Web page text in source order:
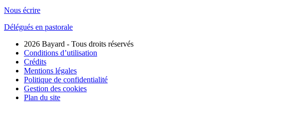
Nous écrire
Délégués en pastorale
2026 Bayard - Tous droits réservés
Conditions d’utilisation
Crédits
Mentions légales
Politique de confidentialité
Gestion des cookies
Plan du site